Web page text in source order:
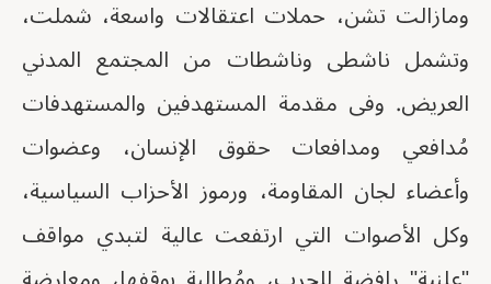
ومازالت تشن، حملات اعتقالات واسعة، شملت،
وتشمل ناشطى وناشطات من المجتمع المدني
العريض. وفى مقدمة المستهدفين والمستهدفات
مُدافعي ومدافعات حقوق الإنسان، وعضوات
وأعضاء لجان المقاومة، ورموز الأحزاب السياسية،
وكل الأصوات التي ارتفعت عالية لتبدي مواقف